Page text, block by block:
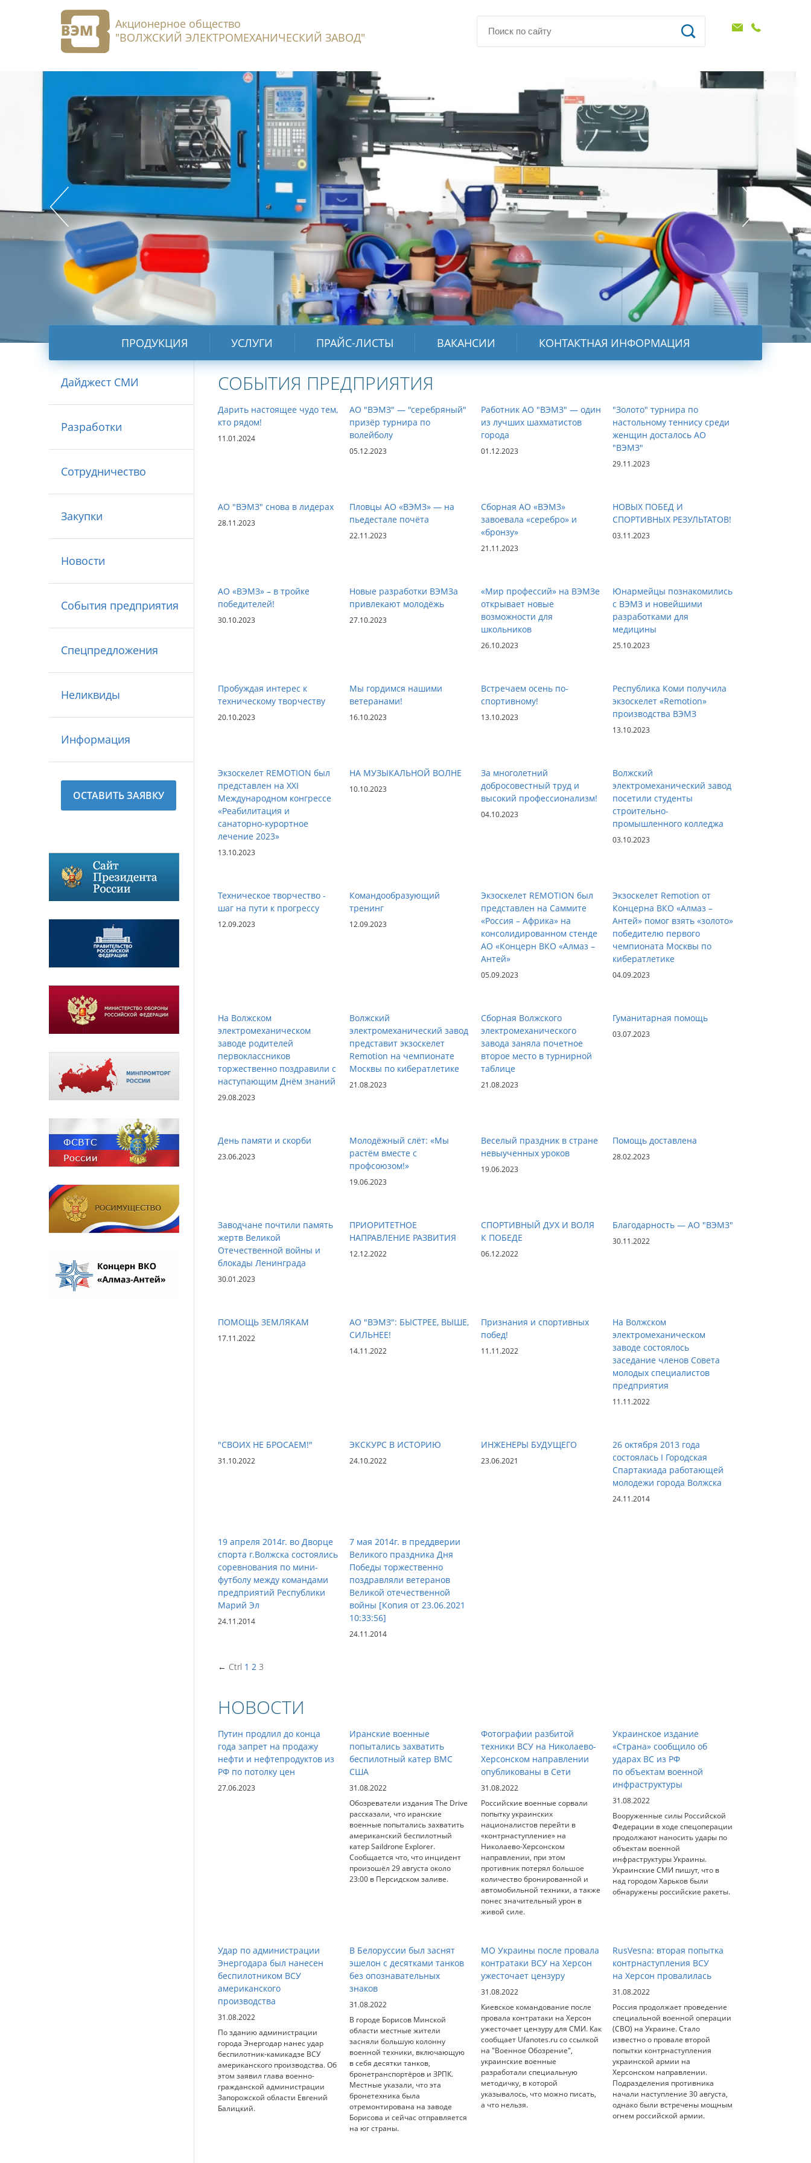
Акционерное общество
"ВОЛЖСКИЙ ЭЛЕКТРОМЕХАНИЧЕСКИЙ ЗАВОД"
ПРОДУКЦИЯ УСЛУГИ ПРАЙС-ЛИСТЫ ВАКАНСИИ КОНТАКТНАЯ ИНФОРМАЦИЯ
Дайджест СМИ
Разработки
Сотрудничество
Закупки
Новости
События предприятия
Спецпредложения
Неликвиды
Информация
ОСТАВИТЬ ЗАЯВКУ
СОБЫТИЯ ПРЕДПРИЯТИЯ
Дарить настоящее чудо тем,
кто рядом!
11.01.2024
АО "ВЭМЗ" — "серебряный"
призёр турнира по
волейболу
05.12.2023
Работник АО "ВЭМЗ" — один
из лучших шахматистов
города
01.12.2023
"Золото" турнира по
настольному теннису среди
женщин досталось АО
"ВЭМЗ"
29.11.2023
АО "ВЭМЗ" снова в лидерах
28.11.2023
Пловцы АО «ВЭМЗ» — на
пьедестале почёта
22.11.2023
Сборная АО «ВЭМЗ»
завоевала «серебро» и
«бронзу»
21.11.2023
НОВЫХ ПОБЕД И
СПОРТИВНЫХ РЕЗУЛЬТАТОВ!
03.11.2023
АО «ВЭМЗ» – в тройке
победителей!
30.10.2023
Новые разработки ВЭМЗа
привлекают молодёжь
27.10.2023
«Мир профессий» на ВЭМЗе
открывает новые
возможности для
школьников
26.10.2023
Юнармейцы познакомились
с ВЭМЗ и новейшими
разработками для
медицины
25.10.2023
Пробуждая интерес к
техническому творчеству
20.10.2023
Мы гордимся нашими
ветеранами!
16.10.2023
Встречаем осень по-
спортивному!
13.10.2023
Республика Коми получила
экзоскелет «Remotion»
производства ВЭМЗ
13.10.2023
Экзоскелет REMOTION был
представлен на XXI
Международном конгрессе
«Реабилитация и
санаторно-курортное
лечение 2023»
13.10.2023
НА МУЗЫКАЛЬНОЙ ВОЛНЕ
10.10.2023
За многолетний
добросовестный труд и
высокий профессионализм!
04.10.2023
Волжский
электромеханический завод
посетили студенты
строительно-
промышленного колледжа
03.10.2023
Техническое творчество -
шаг на пути к прогрессу
12.09.2023
Командообразующий
тренинг
12.09.2023
Экзоскелет REMOTION был
представлен на Саммите
«Россия – Африка» на
консолидированном стенде
АО «Концерн ВКО «Алмаз –
Антей»
05.09.2023
Экзоскелет Remotion от
Концерна ВКО «Алмаз –
Антей» помог взять «золото»
победителю первого
чемпионата Москвы по
кибератлетике
04.09.2023
На Волжском
электромеханическом
заводе родителей
первоклассников
торжественно поздравили с
наступающим Днём знаний
29.08.2023
Волжский
электромеханический завод
представит экзоскелет
Remotion на чемпионате
Москвы по кибератлетике
21.08.2023
Сборная Волжского
электромеханического
завода заняла почетное
второе место в турнирной
таблице
21.08.2023
Гуманитарная помощь
03.07.2023
День памяти и скорби
23.06.2023
Молодёжный слёт: «Мы
растём вместе с
профсоюзом!»
19.06.2023
Веселый праздник в стране
невыученных уроков
19.06.2023
Помощь доставлена
28.02.2023
Заводчане почтили память
жертв Великой
Отечественной войны и
блокады Ленинграда
30.01.2023
ПРИОРИТЕТНОЕ
НАПРАВЛЕНИЕ РАЗВИТИЯ
12.12.2022
СПОРТИВНЫЙ ДУХ И ВОЛЯ
К ПОБЕДЕ
06.12.2022
Благодарность — АО "ВЭМЗ"
30.11.2022
ПОМОЩЬ ЗЕМЛЯКАМ
17.11.2022
АО "ВЭМЗ": БЫСТРЕЕ, ВЫШЕ,
СИЛЬНЕЕ!
14.11.2022
Признания и спортивных
побед!
11.11.2022
На Волжском
электромеханическом
заводе состоялось
заседание членов Совета
молодых специалистов
предприятия
11.11.2022
"СВОИХ НЕ БРОСАЕМ!"
31.10.2022
ЭКСКУРС В ИСТОРИЮ
24.10.2022
ИНЖЕНЕРЫ БУДУЩЕГО
23.06.2021
26 октября 2013 года
состоялась I Городская
Спартакиада работающей
молодежи города Волжска
24.11.2014
19 апреля 2014г. во Дворце
спорта г.Волжска состоялись
соревнования по мини-
футболу между командами
предприятий Республики
Марий Эл
24.11.2014
7 мая 2014г. в преддверии
Великого праздника Дня
Победы торжественно
поздравляли ветеранов
Великой отечественной
войны [Копия от 23.06.2021
10:33:56]
24.11.2014
← Ctrl 1 2 3
НОВОСТИ
Путин продлил до конца
года запрет на продажу
нефти и нефтепродуктов из
РФ по потолку цен
27.06.2023
Иранские военные
попытались захватить
беспилотный катер ВМС
США
31.08.2022
Обозреватели издания The Drive
рассказали, что иранские
военные попытались захватить
американский беспилотный
катер Saildrone Explorer.
Сообщается что, что инцидент
произошёл 29 августа около
23:00 в Персидском заливе.
Фотографии разбитой
техники ВСУ на Николаево-
Херсонском направлении
опубликованы в Сети
31.08.2022
Российские военные сорвали
попытку украинских
националистов перейти в
«контрнаступление» на
Николаево-Херсонском
направлении, при этом
противник потерял большое
количество бронированной и
автомобильной техники, а также
понес значительный урон в
живой силе.
Украинское издание
«Страна» сообщило об
ударах ВС из РФ
по объектам военной
инфраструктуры
31.08.2022
Вооруженные силы Российской
Федерации в ходе спецоперации
продолжают наносить удары по
объектам военной
инфраструктуры Украины.
Украинские СМИ пишут, что в
над городом Харьков были
обнаружены российские ракеты.
Удар по администрации
Энергодара был нанесен
беспилотником ВСУ
американского
производства
31.08.2022
По зданию администрации
города Энергодар нанес удар
беспилотник-камикадзе ВСУ
американского производства. Об
этом заявил глава военно-
гражданской администрации
Запорожской области Евгений
Балицкий.
В Белоруссии был заснят
эшелон с десятками танков
без опознавательных
знаков
31.08.2022
В городе Борисов Минской
области местные жители
засняли большую колонну
военной техники, включающую
в себя десятки танков,
бронетранспортёров и ЗРПК.
Местные указали, что эта
бронетехника была
отремонтирована на заводе
Борисова и сейчас отправляется
на юг страны.
МО Украины после провала
контратаки ВСУ на Херсон
ужесточает цензуру
31.08.2022
Киевское командование после
провала контратаки на Херсон
ужесточает цензуру для СМИ. Как
сообщает Ufanotes.ru со ссылкой
на "Военное Обозрение",
украинские военные
разработали специальную
методичку, в которой
указывалось, что можно писать,
а что нельзя.
RusVesna: вторая попытка
контрнаступления ВСУ
на Херсон провалилась
31.08.2022
Россия продолжает проведение
специальной военной операции
(СВО) на Украине. Стало
известно о провале второй
попытки контрнаступления
украинской армии на
Херсонском направлении.
Подразделения противника
начали наступление 30 августа,
однако были встречены мощным
огнем российской армии.